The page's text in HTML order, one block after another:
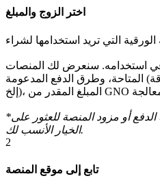
اختر الزوج والمبلغ
في استخدامه. سنعرض لك المنصات
المتاحة، وطرق الدفع المدعومة (بطاقة، SEPA، SWIFT، PayPal،
*يمكنك التصفية حسب طريقة الدفع أو مزود المنصة للعثور على
الخيار الأنسب لك.
2
تابع إلى موقع المنصة